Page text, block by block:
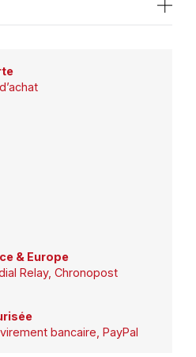
& Europe
Relay, Chronopost
bancaire, PayPal